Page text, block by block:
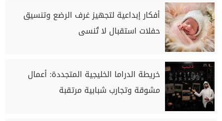
أفكار إبداعية لتجهيز غرف الرضع وتنسيق
حفلات استقبال لا تُنسى
خريطة الدراما الخليجية المتجددة: أعمال
مشوقة وتجارب شبابية مرتقبة